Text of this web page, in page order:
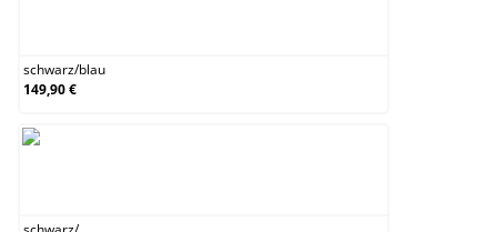
schwarz/blau
149,90 €